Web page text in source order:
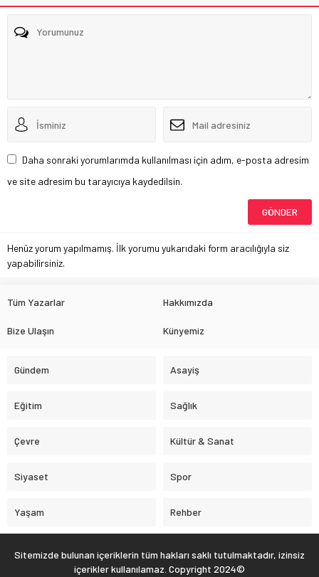
Daha sonraki yorumlarımda kullanılması için adım, e-posta adresim
ve site adresim bu tarayıcıya kaydedilsin.
Henüz yorum yapılmamış. İlk yorumu yukarıdaki form aracılığıyla siz
yapabilirsiniz.
Tüm Yazarlar Hakkımızda
Bize Ulaşın Künyemiz
Gündem Asayiş
Eğitim Sağlık
Çevre Kültür & Sanat
Siyaset Spor
Yaşam Rehber
Sitemizde bulunan içeriklerin tüm hakları saklı tutulmaktadır, izinsiz
içerikler kullanılamaz. Copyright 2024©